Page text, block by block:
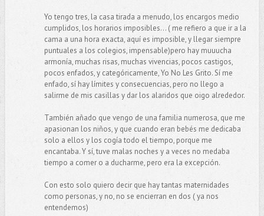
Yo tengo tres, la casa tirada a menudo, los encargos medio
cumplidos, los horarios imposibles... ( me refiero a que ir a la
cama a una hora exacta, aquí es imposible, y llegar siempre
puntuales a los colegios, impensable)pero hay muuucha
armonía, muchas risas, muchas vivencias, pocos castigos,
pocos enfados, y categóricamente, Yo No Les Grito. Sí me
enfado, sí hay límites y consecuencias, pero no llego a
salirme de mis casillas y dar los alaridos que oigo alrededor.
También añado que vengo de una familia numerosa, que me
apasionan los niños, y que cuando eran bebés me dedicaba
solo a ellos y los cogía todo el tiempo, porque me
encantaba. Y sí, tuve malas noches y a veces no medaba
tiempo a comer o a ducharme, pero era la excepción.
Con esto solo quiero decir que hay tantas maternidades
como personas, y no, no se encierran en dos ( ya nos
entendemos)